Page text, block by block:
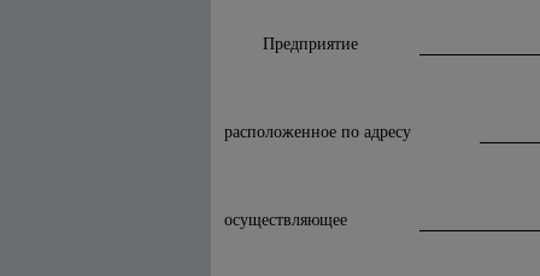
Предприятие
расположенное по адресу
осуществляющее